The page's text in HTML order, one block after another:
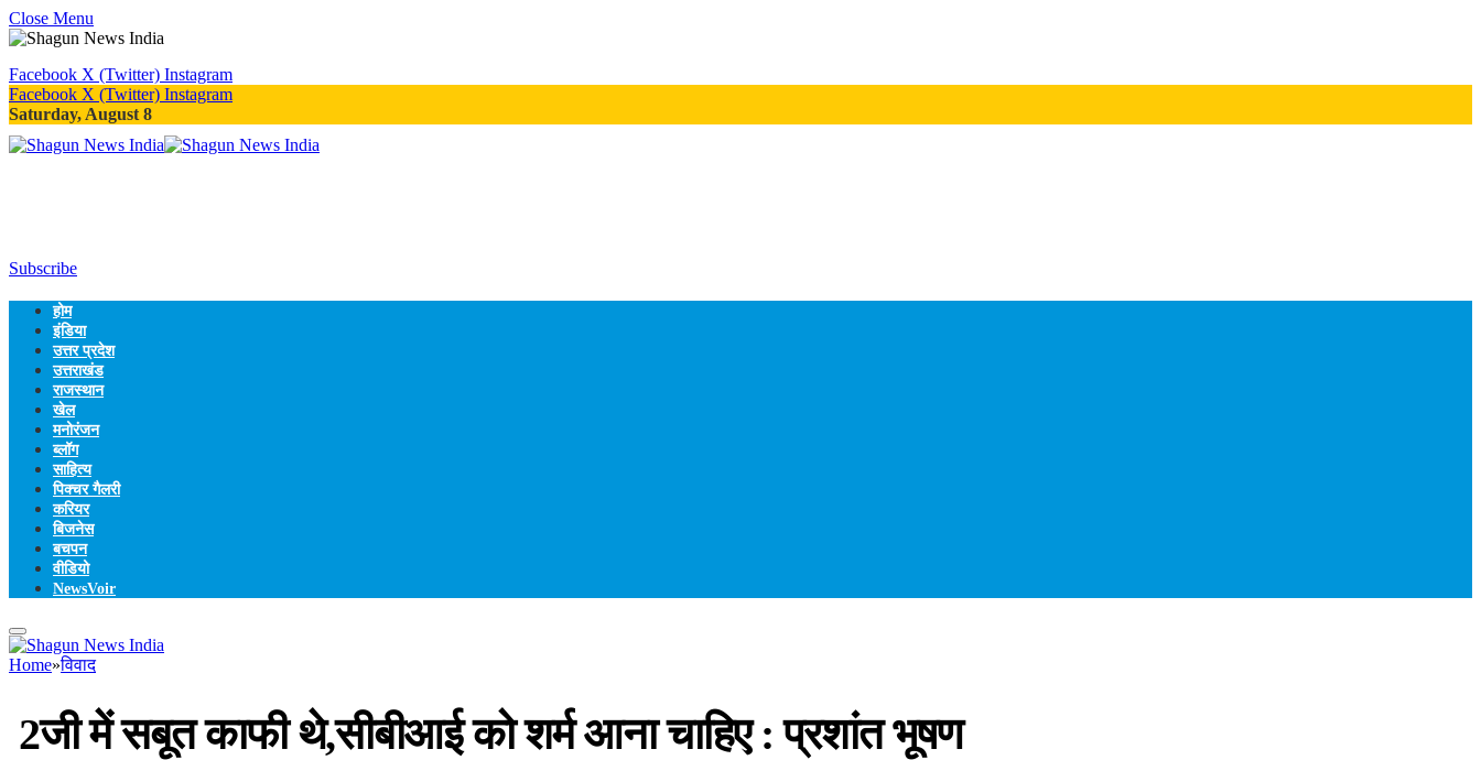
Close Menu
Facebook X (Twitter) Instagram
Facebook X (Twitter) Instagram
Saturday, August 8
Subscribe
होम
इंडिया
उत्तर प्रदेश
उत्तराखंड
राजस्थान
खेल
मनोरंजन
ब्लॉग
साहित्य
पिक्चर गैलरी
करियर
बिजनेस
बचपन
वीडियो
NewsVoir
Home»विवाद
2जी में सबूत काफी थे,सीबीआई को शर्म आना चाहिए : प्रशांत भूषण